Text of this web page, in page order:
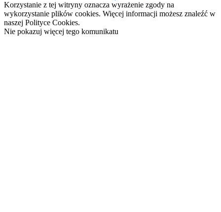
Korzystanie z tej witryny oznacza wyrażenie zgody na
wykorzystanie plików cookies. Więcej informacji możesz znaleźć w
naszej Polityce Cookies.
Nie pokazuj więcej tego komunikatu